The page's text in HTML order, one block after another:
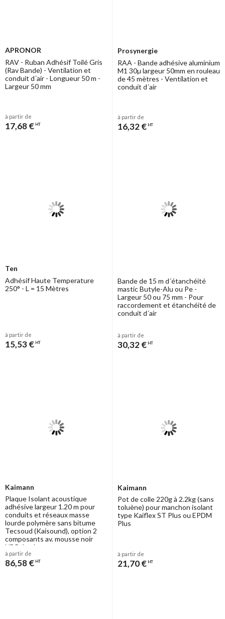
APRONOR
RAV - Ruban Adhésif Toilé Gris
(Rav Bande) - Ventilation et
conduit d´air - Longueur 50 m -
Largeur 50 mm
à partir de
17,68 € HT
Prosynergie
RAA - Bande adhésive aluminium
M1 30µ largeur 50mm en rouleau
de 45 mètres - Ventilation et
conduit d´air
à partir de
16,32 € HT
Ten
Adhésif Haute Temperature
250° - L = 15 Mètres
à partir de
15,53 € HT
Bande de 15 m d´étanchéité
mastic Butyle-Alu ou Pe -
Largeur 50 ou 75 mm - Pour
raccordement et étanchéité de
conduit d´air
à partir de
30,32 € HT
Kaimann
Plaque Isolant acoustique
adhésive largeur 1.20 m pour
conduits et réseaux masse
lourde polymère sans bitume
Tecsoud (Kaisound), option 2
composants av. mousse noir
NBR ép. 6mm
à partir de
86,58 € HT
Kaimann
Pot de colle 220g à 2.2kg (sans
toluène) pour manchon isolant
type Kaiflex ST Plus ou EPDM
Plus
à partir de
21,70 € HT